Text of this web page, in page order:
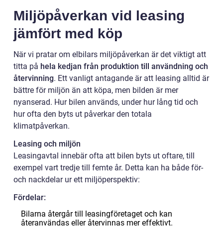
Miljöpåverkan vid leasing
jämfört med köp
När vi pratar om elbilars miljöpåverkan är det viktigt att
titta på hela kedjan från produktion till användning och
återvinning. Ett vanligt antagande är att leasing alltid är
bättre för miljön än att köpa, men bilden är mer
nyanserad. Hur bilen används, under hur lång tid och
hur ofta den byts ut påverkar den totala
klimatpåverkan.
Leasing och miljön
Leasingavtal innebär ofta att bilen byts ut oftare, till
exempel vart tredje till femte år. Detta kan ha både för-
och nackdelar ur ett miljöperspektiv:
Fördelar:
Bilarna återgår till leasingföretaget och kan
återanvändas eller återvinnas mer effektivt.